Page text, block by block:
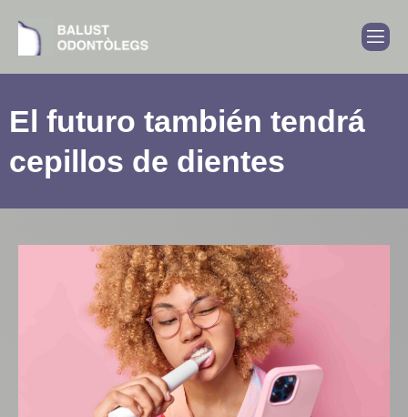
El futuro también tendrá
cepillos de dientes